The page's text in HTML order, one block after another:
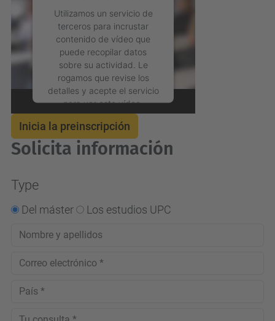
Utilizamos un servicio de
terceros para incrustar
contenido de vídeo que
puede recopilar datos
sobre su actividad. Le
rogamos que revise los
detalles y acepte el servicio
para ver este vídeo.
Más información
Consent Management
Platform
Inicia la preinscripción
Solicita información
Type
Del máster Los estudios UPC